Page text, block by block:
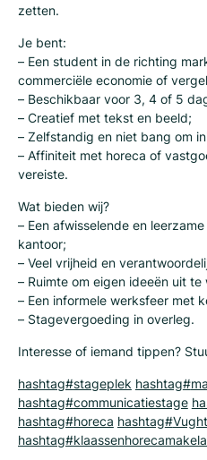
zetten.
Je bent:
– Een student in de richting
commerciële economie of
– Beschikbaar voor 3, 4 of 5
– Creatief met tekst en beeld;
– Zelfstandig en niet bang om
– Affiniteit met horeca of
vereiste.
Wat bieden wij?
– Een afwisselende en
kantoor;
– Veel vrijheid en
– Ruimte om eigen ideeën uit te
– Een informele werksfeer met
– Stagevergoeding in overleg.
Interesse of iemand tippen?
hashtag#stageplek hashtag#
hashtag#communicatiestage
hashtag#horeca hashtag#Vught
hashtag#